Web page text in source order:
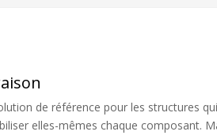
de référence pour les structures
elles-mêmes chaque composant.